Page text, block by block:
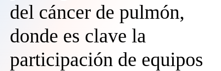
del cáncer de pulmón,
donde es clave la
participación de equipos